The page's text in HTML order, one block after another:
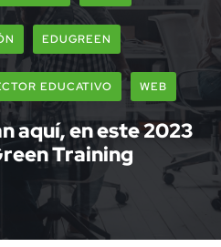
EDUGREEN
EDUCATIVO WEB
aquí, en este 2023
Training